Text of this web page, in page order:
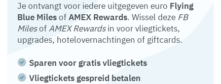
Je ontvangt voor iedere uitgegeven euro Flying
Blue MilesofAMEX Rewards. Wissel deze FB
MilesofAMEX Rewardsin voor vliegtickets,
upgrades, hotelovernachtingen of giftcards.
Sparen voor gratis vliegtickets
Vliegtickets gespreid betalen